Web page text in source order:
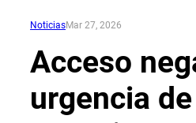
NoticiasMar 27, 2026
Acceso
urgencia de